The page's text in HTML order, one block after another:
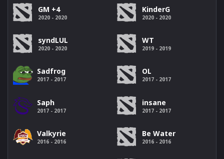
GM +4
2020 - 2020
KinderG
2020 - 2020
syndLUL
2020 - 2020
WT
2019 - 2019
Sadfrog
2017 - 2017
OL
2017 - 2017
Saph
2017 - 2017
insane
2017 - 2017
Valkyrie
2016 - 2016
Be Water
2016 - 2016